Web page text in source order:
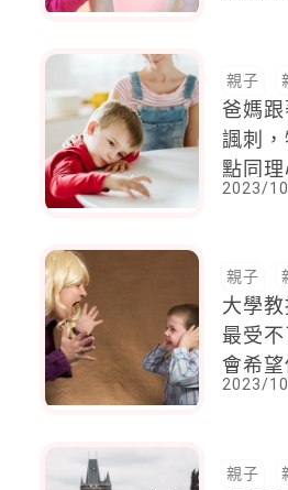
親子
爸媽
諷刺
點同理
跟好嗎
2023/
親子
大學
最受
會希
變？」
2023/
親子